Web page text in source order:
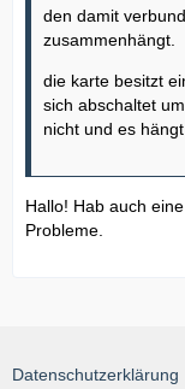
den damit
zusammenhängt.
die karte besitzt
sich abschaltet
nicht und es
Hallo! Hab auch
Probleme.
Datenschutzerklärung